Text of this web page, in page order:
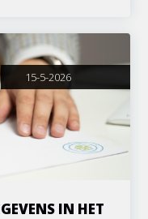
15-5-2026
IN HET